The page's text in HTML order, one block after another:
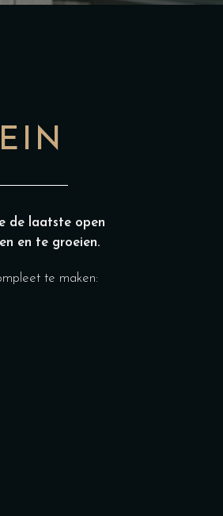
de laatste open
en te groeien.
te maken: